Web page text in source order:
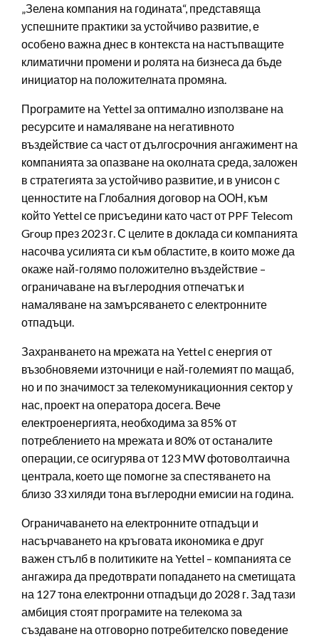
„Зелена компания на годината“, представяща
успешните практики за устойчиво развитие, е
особено важна днес в контекста на настъпващите
климатични промени и ролята на бизнеса да бъде
инициатор на положителната промяна.
Програмите на Yettel за оптимално използване на
ресурсите и намаляване на негативното
въздействие са част от дългосрочния ангажимент на
компанията за опазване на околната среда, заложен
в стратегията за устойчиво развитие, и в унисон с
ценностите на Глобалния договор на ООН, към
който Yettel се присъедини като част от PPF Telecom
Group през 2023 г. С целите в доклада си компанията
насочва усилията си към областите, в които може да
окаже най-голямо положително въздействие –
ограничаване на въглеродния отпечатък и
намаляване на замърсяването с електронните
отпадъци.
Захранването на мрежата на Yettel с енергия от
възобновяеми източници е най-големият по мащаб,
но и по значимост за телекомуникационния сектор у
нас, проект на оператора досега. Вече
електроенергията, необходима за 85% от
потреблението на мрежата и 80% от останалите
операции, се осигурява от 123 MW фотоволтаична
централа, което ще помогне за спестяването на
близо 33 хиляди тона въглеродни емисии на година.
Ограничаването на електронните отпадъци и
насърчаването на кръговата икономика е друг
важен стълб в политиките на Yettel – компанията се
ангажира да предотврати попадането на сметищата
на 127 тона електронни отпадъци до 2028 г. Зад тази
амбиция стоят програмите на телекома за
създаване на отговорно потребителско поведение